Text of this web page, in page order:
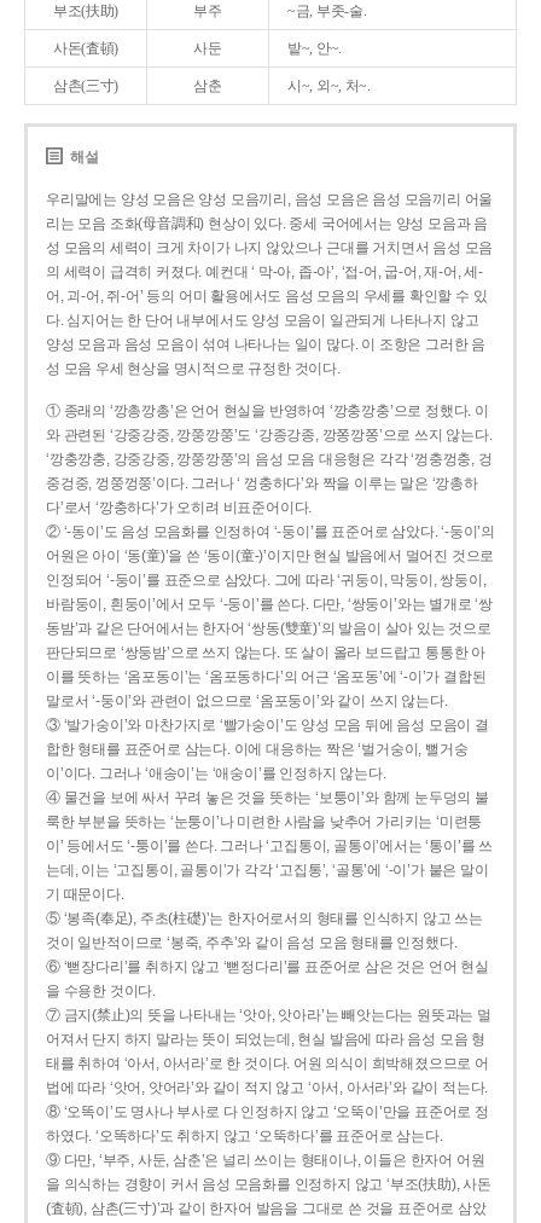
부조(扶助) 부주 ~금, 부좃-술.
사돈(査頓) 사둔 밭~, 안~.
삼촌(三寸) 삼춘 시~, 외~, 처~.
해설
우리말에는 양성 모음은 양성 모음끼리, 음성 모음은 음성 모음끼리 어울
리는 모음 조화(母音調和) 현상이 있다. 중세 국어에서는 양성 모음과 음
성 모음의 세력이 크게 차이가 나지 않았으나 근대를 거치면서 음성 모음
의 세력이 급격히 커졌다. 예컨대 ‘ 막-아, 좁-아’, ‘접-어, 굽-어, 재-어, 세-
어, 괴-어, 쥐-어’ 등의 어미 활용에서도 음성 모음의 우세를 확인할 수 있
다. 심지어는 한 단어 내부에서도 양성 모음이 일관되게 나타나지 않고
양성 모음과 음성 모음이 섞여 나타나는 일이 많다. 이 조항은 그러한 음
성 모음 우세 현상을 명시적으로 규정한 것이다.
① 종래의 ‘깡총깡총’은 언어 현실을 반영하여 ‘깡충깡충’으로 정했다. 이
와 관련된 ‘강중강중, 깡쭝깡쭝’도 ‘강종강종, 깡쫑깡쫑’으로 쓰지 않는다.
‘깡충깡충, 강중강중, 깡쭝깡쭝’의 음성 모음 대응형은 각각 ‘껑충껑충, 겅
중겅중, 껑쭝껑쭝’이다. 그러나 ‘ 껑충하다’와 짝을 이루는 말은 ‘깡총하
다’로서 ‘깡충하다’가 오히려 비표준어이다.
② ‘-동이’도 음성 모음화를 인정하여 ‘-둥이’를 표준어로 삼았다. ‘-둥이’의
어원은 아이 ‘동(童)’을 쓴 ‘동이(童-)’이지만 현실 발음에서 멀어진 것으로
인정되어 ‘-둥이’를 표준으로 삼았다. 그에 따라 ‘귀둥이, 막둥이, 쌍둥이,
바람둥이, 흰둥이’에서 모두 ‘-둥이’를 쓴다. 다만, ‘쌍둥이’와는 별개로 ‘쌍
동밤’과 같은 단어에서는 한자어 ‘쌍동(雙童)’의 발음이 살아 있는 것으로
판단되므로 ‘쌍둥밤’으로 쓰지 않는다. 또 살이 올라 보드랍고 통통한 아
이를 뜻하는 ‘옴포동이’는 ‘옴포동하다’의 어근 ‘옴포동’에 ‘-이’가 결합된
말로서 ‘-둥이’와 관련이 없으므로 ‘옴포둥이’와 같이 쓰지 않는다.
③ ‘발가숭이’와 마찬가지로 ‘빨가숭이’도 양성 모음 뒤에 음성 모음이 결
합한 형태를 표준어로 삼는다. 이에 대응하는 짝은 ‘벌거숭이, 뻘거숭
이’이다. 그러나 ‘애송이’는 ‘애숭이’를 인정하지 않는다.
④ 물건을 보에 싸서 꾸려 놓은 것을 뜻하는 ‘보퉁이’와 함께 눈두덩의 불
룩한 부분을 뜻하는 ‘눈퉁이’나 미련한 사람을 낮추어 가리키는 ‘미련퉁
이’ 등에서도 ‘-퉁이’를 쓴다. 그러나 ‘고집통이, 골통이’에서는 ‘통이’를 쓰
는데, 이는 ‘고집통이, 골통이’가 각각 ‘고집통’, ‘골통’에 ‘-이’가 붙은 말이
기 때문이다.
⑤ ‘봉족(奉足), 주초(柱礎)’는 한자어로서의 형태를 인식하지 않고 쓰는
것이 일반적이므로 ‘봉죽, 주추’와 같이 음성 모음 형태를 인정했다.
⑥ ‘뻗장다리’를 취하지 않고 ‘뻗정다리’를 표준어로 삼은 것은 언어 현실
을 수용한 것이다.
⑦ 금지(禁止)의 뜻을 나타내는 ‘앗아, 앗아라’는 빼앗는다는 원뜻과는 멀
어져서 단지 하지 말라는 뜻이 되었는데, 현실 발음에 따라 음성 모음 형
태를 취하여 ‘아서, 아서라’로 한 것이다. 어원 의식이 희박해졌으므로 어
법에 따라 ‘앗어, 앗어라’와 같이 적지 않고 ‘아서, 아서라’와 같이 적는다.
⑧ ‘오똑이’도 명사나 부사로 다 인정하지 않고 ‘오뚝이’만을 표준어로 정
하였다. ‘오똑하다’도 취하지 않고 ‘오뚝하다’를 표준어로 삼는다.
⑨ 다만, ‘부주, 사둔, 삼춘’은 널리 쓰이는 형태이나, 이들은 한자어 어원
을 의식하는 경향이 커서 음성 모음화를 인정하지 않고 ‘부조(扶助), 사돈
(査頓), 삼촌(三寸)’과 같이 한자어 발음을 그대로 쓴 것을 표준어로 삼았